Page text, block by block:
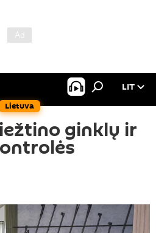
Lietuva
LIT
ginklų ir